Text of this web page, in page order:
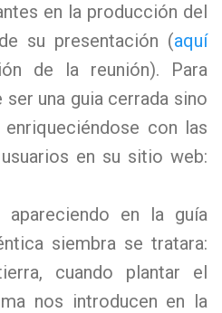
en la producción del
su presentación (aquí
de la reunión). Para
una guia cerrada sino
con las
en su sitio web:
apareciendo en la guía
siembra se tratara:
cuando plantar el
nos introducen en la